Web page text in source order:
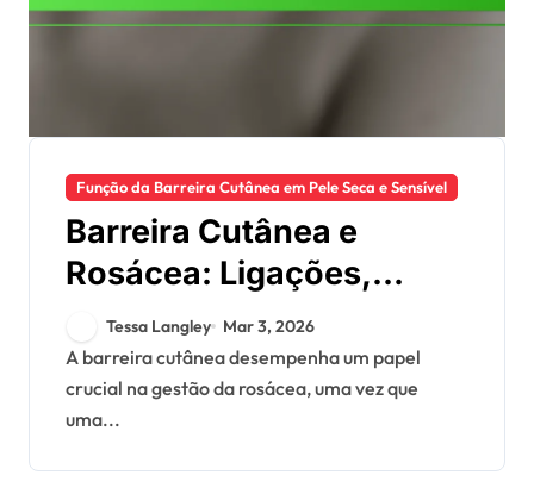
Função da Barreira Cutânea em Pele Seca e Sensível
Barreira Cutânea e
Rosácea: Ligações,
Sintomas, Gestão
Tessa Langley Mar 3, 2026
A barreira cutânea desempenha um papel
crucial na gestão da rosácea, uma vez que
uma...